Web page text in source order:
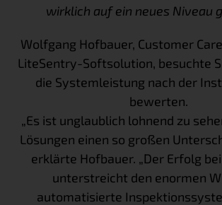
wirklich auf ein neues Niveau
Wolfgang Hofbauer, Customer
LiteSentry-Softsolution, besuchte
die Systemleistung nach der
bewerten.
„Es ist unglaublich lohnend zu
Lösungen einen so großen
erklärte Hofbauer. „Der Erfolg
unterstreicht den enormen
automatisierte